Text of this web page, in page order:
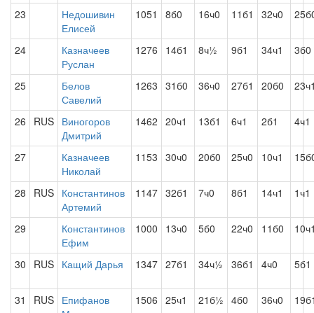
23
Недошивин
Елисей
1051 8б0 16ч0 11б1 32ч0
24
Казначеев
Руслан
1276 14б1 8ч½ 9б1 34ч1 3б0
25
Белов
Савелий
1263 31б0 36ч0 27б1 20б0
26 RUS Виногоров
Дмитрий
1462 20ч1 13б1 6ч1 2б1 4ч1
27
Казначеев
Николай
1153 30ч0 20б0 25ч0 10ч1
28 RUS Константинов
Артемий
1147 32б1 7ч0 8б1 14ч1 1ч1
29
Константинов
Ефим
1000 13ч0 5б0 22ч0 11б0
30 RUS Кащий Дарья 1347 27б1 34ч½ 36б1 4ч0 5б1
31 RUS Епифанов
1506 25ч1 21б½ 4б0 36ч0